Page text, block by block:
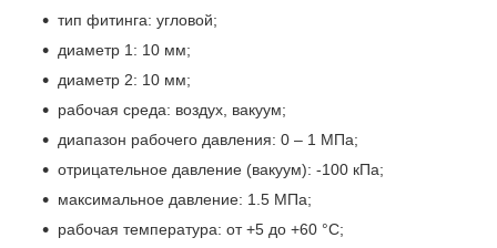
тип фитинга: угловой;
диаметр 1: 10 мм;
диаметр 2: 10 мм;
рабочая среда: воздух, вакуум;
диапазон рабочего давления: 0 – 1 МПа;
отрицательное давление (вакуум): -100 кПа;
максимальное давление: 1.5 МПа;
рабочая температура: от +5 до +60 °C;